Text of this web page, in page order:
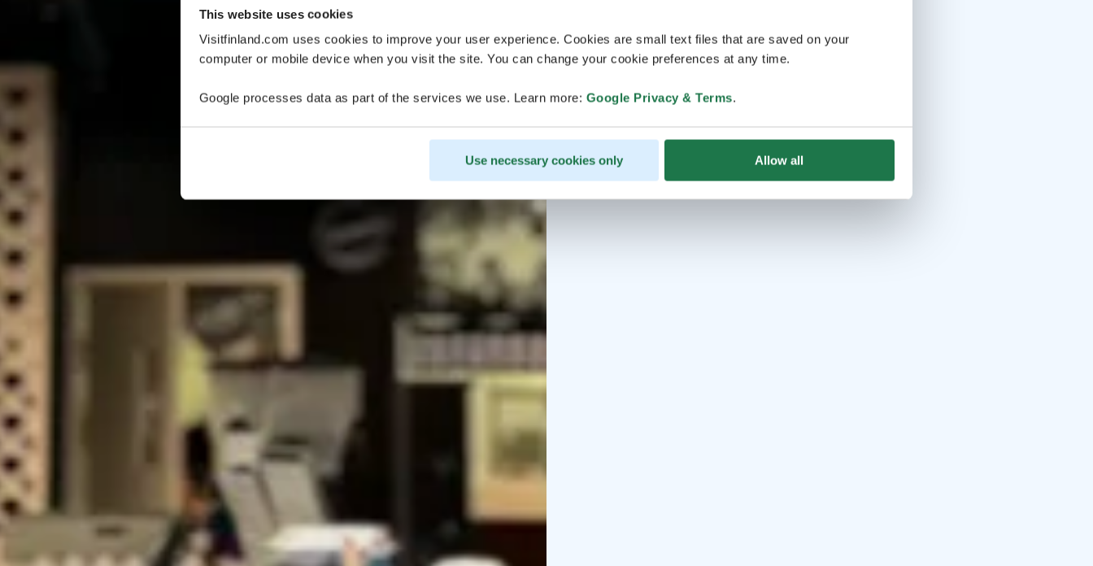
This website uses cookies
Visitfinland.com uses cookies to improve your user experience. Cookies are small text files that are saved on your
computer or mobile device when you visit the site. You can change your cookie preferences at any time.
Google processes data as part of the services we use. Learn more: Google Privacy & Terms.
Use necessary cookies only Allow all